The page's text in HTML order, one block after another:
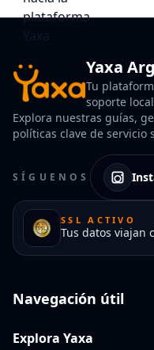
Yaxa
Tu
soporte
Explora nuestras guías,
políticas clave de servicio
SÍGUENOS
SSL ACTIVO
Tus datos viajan
Navegación útil
Explora Yaxa